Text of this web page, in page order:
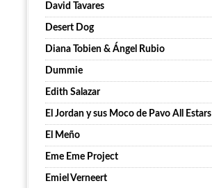
David Tavares
Desert Dog
Diana Tobien & Ángel Rubio
Dummie
Edith Salazar
El Jordan y sus Moco de Pavo All Estars
El Meño
Eme Eme Project
Emiel Verneert